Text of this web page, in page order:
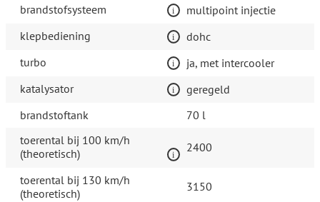
brandstofsysteem
multipoint injectie
klepbediening
dohc
turbo
ja, met intercooler
katalysator
geregeld
brandstoftank
70 l
toerental bij 100 km/h
(theoretisch)
2400
toerental bij 130 km/h
(theoretisch)
3150